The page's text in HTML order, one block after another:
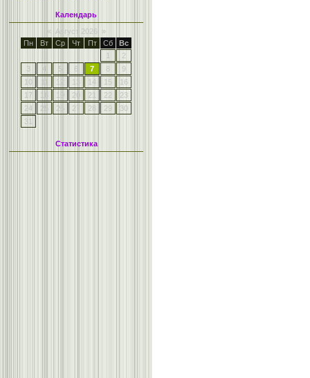
Календарь
«
Август 2026
»
Пн
Вт Ср Чт Пт Сб
Вс
1
2
3
4 5 6 7 8
9
10
11 12 13 14 15
16
17
18 19 20 21 22
23
24
25 26 27 28 29
30
31
Статистика